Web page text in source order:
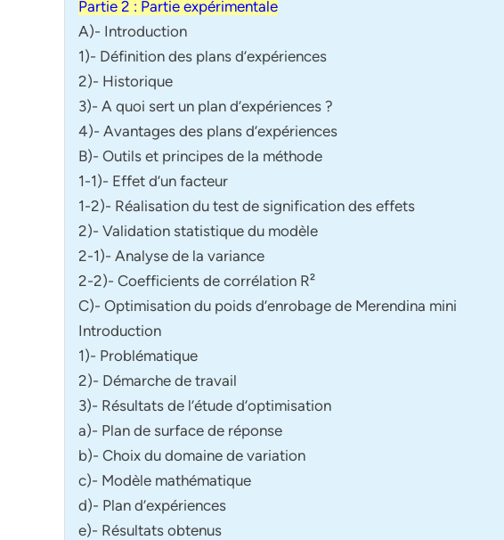
Partie 2 : Partie expérimentale
A)- Introduction
1)- Définition des plans d’expériences
2)- Historique
3)- A quoi sert un plan d’expériences ?
4)- Avantages des plans d’expériences
B)- Outils et principes de la méthode
1-1)- Effet d’un facteur
1-2)- Réalisation du test de signification des effets
2)- Validation statistique du modèle
2-1)- Analyse de la variance
2-2)- Coefficients de corrélation R²
C)- Optimisation du poids d’enrobage de Merendina mini
Introduction
1)- Problématique
2)- Démarche de travail
3)- Résultats de l’étude d’optimisation
a)- Plan de surface de réponse
b)- Choix du domaine de variation
c)- Modèle mathématique
d)- Plan d’expériences
e)- Résultats obtenus